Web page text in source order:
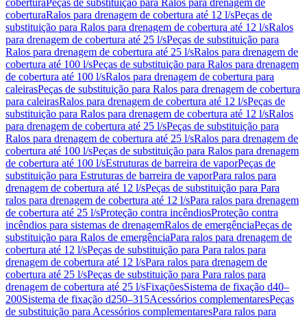
coberturaPeças de substituição para Ralos para drenagem de
coberturaRalos para drenagem de cobertura até 12 l/sPeças de
substituição para Ralos para drenagem de cobertura até 12 l/sRalos
para drenagem de cobertura até 25 l/sPeças de substituição para
Ralos para drenagem de cobertura até 25 l/sRalos para drenagem de
cobertura até 100 l/sPeças de substituição para Ralos para drenagem
de cobertura até 100 l/sRalos para drenagem de cobertura para
caleirasPeças de substituição para Ralos para drenagem de cobertura
para caleirasRalos para drenagem de cobertura até 12 l/sPeças de
substituição para Ralos para drenagem de cobertura até 12 l/sRalos
para drenagem de cobertura até 25 l/sPeças de substituição para
Ralos para drenagem de cobertura até 25 l/sRalos para drenagem de
cobertura até 100 l/sPeças de substituição para Ralos para drenagem
de cobertura até 100 l/sEstruturas de barreira de vaporPeças de
substituição para Estruturas de barreira de vaporPara ralos para
drenagem de cobertura até 12 l/sPeças de substituição para Para
ralos para drenagem de cobertura até 12 l/sPara ralos para drenagem
de cobertura até 25 l/sProteção contra incêndiosProteção contra
incêndios para sistemas de drenagemRalos de emergênciaPeças de
substituição para Ralos de emergênciaPara ralos para drenagem de
cobertura até 12 l/sPeças de substituição para Para ralos para
drenagem de cobertura até 12 l/sPara ralos para drenagem de
cobertura até 25 l/sPeças de substituição para Para ralos para
drenagem de cobertura até 25 l/sFixaçõesSistema de fixação d40–
200Sistema de fixação d250–315Acessórios complementaresPeças
de substituição para Acessórios complementaresPara ralos para